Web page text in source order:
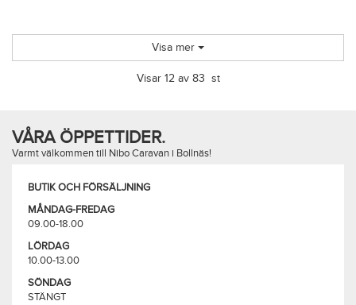
Visa mer
Visar 12 av 83 st
VÅRA ÖPPETTIDER.
Varmt välkommen till Nibo Caravan i Bollnäs!
BUTIK OCH FÖRSÄLJNING
MÅNDAG-FREDAG
09.00-18.00
LÖRDAG
10.00-13.00
SÖNDAG
STÄNGT